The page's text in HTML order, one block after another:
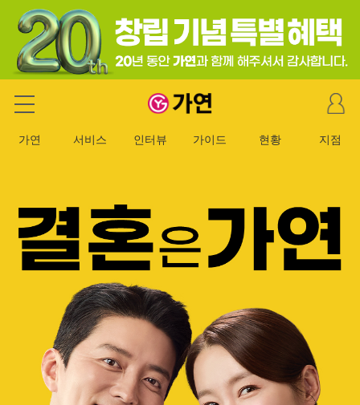
가연 결혼정보회사
마
이
이
가연 서비스 인터뷰 가이드 현황 지점